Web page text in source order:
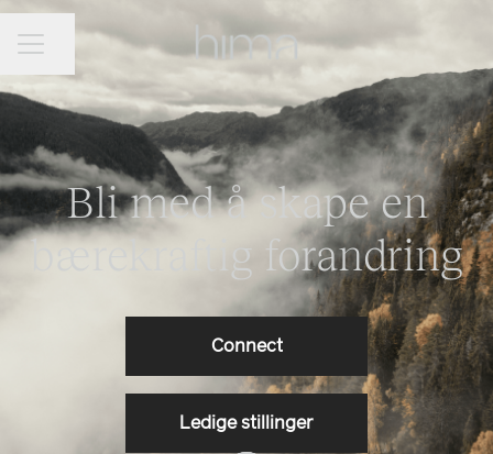
Karrieremeny
Del siden
Bli med å skape en
bærekraftig forandring
Connect
Ledige stillinger